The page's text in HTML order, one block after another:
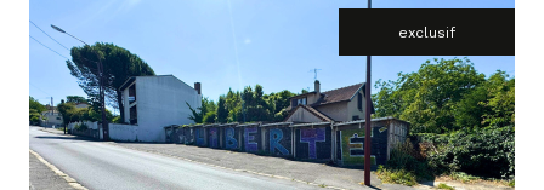
exclusif
voir le bien